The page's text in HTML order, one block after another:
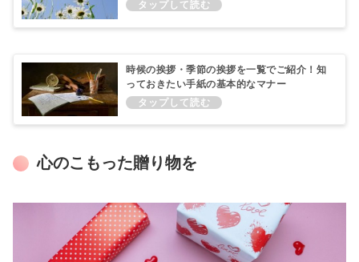
時候の挨拶・季節の挨拶を一覧でご紹介！知
っておきたい手紙の基本的なマナー
心のこもった贈り物を